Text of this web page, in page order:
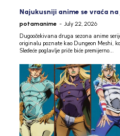
Najukusniji anime se vraća
potamanime - July 22, 2026
Dugoočekivana druga sezona anime
originalu poznate kao Dungeon Meshi,
Sledeće poglavlje priče biće premijerno...